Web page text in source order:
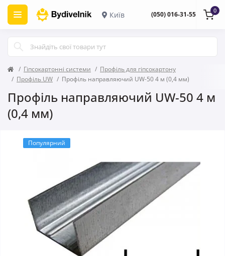
Київ (050) 016-31-55 0
Гіпсокартонні системи
Профіль для гіпсокартону
Профіль UW
Профіль направляючий UW-50 4 м (0,4 мм)
Профіль направляючий UW-50 4 м
(0,4 мм)
Популярний